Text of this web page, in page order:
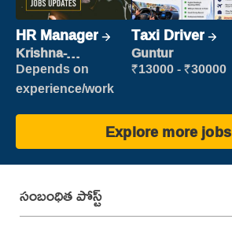
HR Manager
Krishna-
vijayawada
Depends on
experience/work
Taxi Driver
Guntur
₹13000 - ₹30000
Explore more jobs
సంబంధిత పోస్ట్